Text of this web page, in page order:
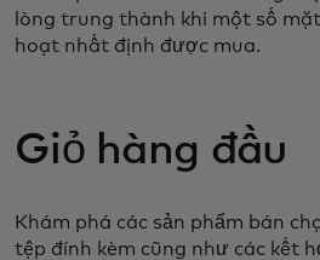
lòng trung thành khi một số
hoạt nhất định được mua.
Giỏ hàng đầu
Khám phá các sản phẩm bán
tệp đính kèm cũng như các kết